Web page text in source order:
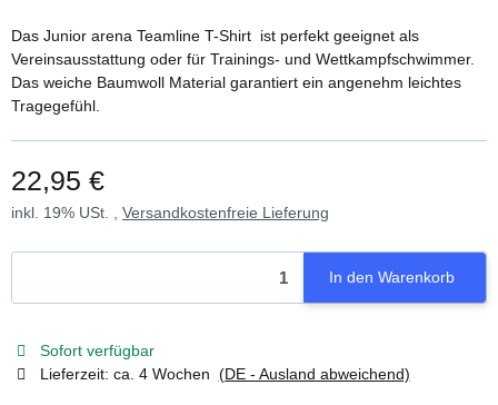
Das Junior arena Teamline T-Shirt ist perfekt geeignet als
Vereinsausstattung oder für Trainings- und Wettkampfschwimmer.
Das weiche Baumwoll Material garantiert ein angenehm leichtes
Tragegefühl.
22,95 €
inkl. 19% USt. , Versandkostenfreie Lieferung
In den Warenkorb
Sofort verfügbar
Lieferzeit: ca. 4 Wochen (DE - Ausland abweichend)